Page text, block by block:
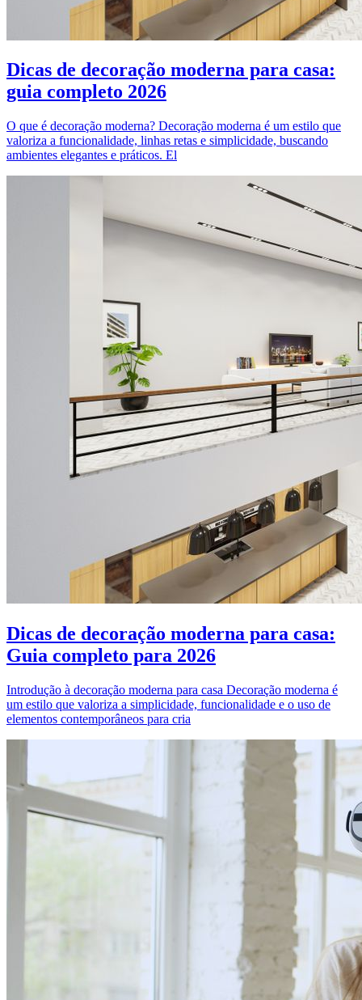
Dicas de decoração moderna para casa:
guia completo 2026
O que é decoração moderna? Decoração moderna é um estilo que
valoriza a funcionalidade, linhas retas e simplicidade, buscando
ambientes elegantes e práticos. El
Dicas de decoração moderna para casa:
Guia completo para 2026
Introdução à decoração moderna para casa Decoração moderna é
um estilo que valoriza a simplicidade, funcionalidade e o uso de
elementos contemporâneos para cria